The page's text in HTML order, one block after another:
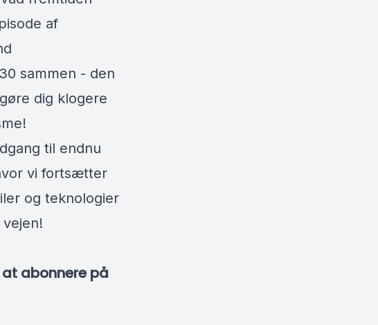
af
sammen - den
dig klogere
til endnu
vi fortsætter
og teknologier
abonnere på